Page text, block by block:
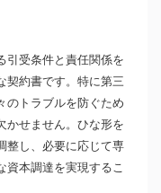
引受条件と責任関係を
契約書です。特に第三
のトラブルを防ぐため
かせません。ひな形を
整し、必要に応じて専
資本調達を実現するこ